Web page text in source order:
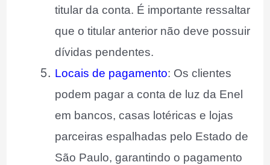
titular da conta. É importante ressaltar
que o titular anterior não deve possuir
dívidas pendentes.
Locais de pagamento: Os clientes
podem pagar a conta de luz da Enel
em bancos, casas lotéricas e lojas
parceiras espalhadas pelo Estado de
São Paulo, garantindo o pagamento